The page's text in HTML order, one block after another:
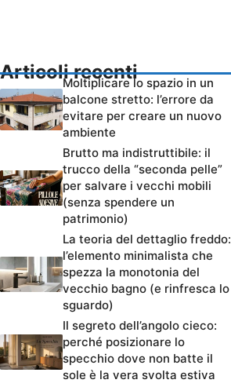
Articoli recenti
Moltiplicare lo spazio in un
balcone stretto: l’errore da
evitare per creare un nuovo
ambiente
Brutto ma indistruttibile: il
trucco della “seconda pelle”
per salvare i vecchi mobili
(senza spendere un
patrimonio)
La teoria del dettaglio freddo:
l’elemento minimalista che
spezza la monotonia del
vecchio bagno (e rinfresca lo
sguardo)
Il segreto dell’angolo cieco:
perché posizionare lo
specchio dove non batte il
sole è la vera svolta estiva